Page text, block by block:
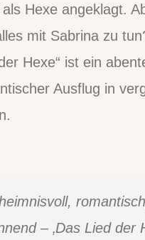
als Hexe angeklagt.
mit Sabrina zu
Hexe“ ist ein
Ausflug in
– ‚Das Lied der